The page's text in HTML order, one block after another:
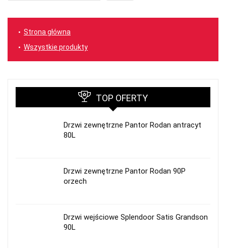
Strona główna
Wszystkie produkty
TOP OFERTY
Drzwi zewnętrzne Pantor Rodan antracyt
80L
Drzwi zewnętrzne Pantor Rodan 90P
orzech
Drzwi wejściowe Splendoor Satis Grandson
90L